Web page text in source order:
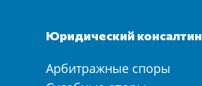
Юридический
Арбитражные споры